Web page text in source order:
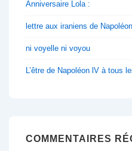
Anniversaire Lola :
lettre aux iraniens de
ni voyelle ni voyou
L’être de Napoléon lV à tous
COMMENTAIRES